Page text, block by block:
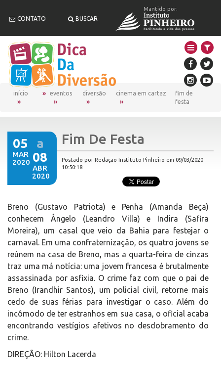
CONTATO BUSCAR
Mantido por:
início eventos diversão cinema em cartaz
fim de
festa
05
MAR
2020
a
08
ABR
2020
Fim De Festa
Postado por Redação Instituto Pinheiro em 09/03/2020 -
10:50:18
Breno (Gustavo Patriota) e Penha (Amanda Beça)
conhecem Ângelo (Leandro Villa) e Indira (Safira
Moreira), um casal que veio da Bahia para festejar o
carnaval. Em uma confraternização, os quatro jovens se
reúnem na casa de Breno, mas a quarta-feira de cinzas
traz uma má notícia: uma jovem francesa é brutalmente
assassinada por asfixia. O crime faz com que o pai de
Breno (Irandhir Santos), um policial civil, retorne mais
cedo de suas férias para investigar o caso. Além do
incômodo de ter estranhos em sua casa, o oficial acaba
encontrando vestígios afetivos no desdobramento do
crime.
DIREÇÃO: Hilton Lacerda